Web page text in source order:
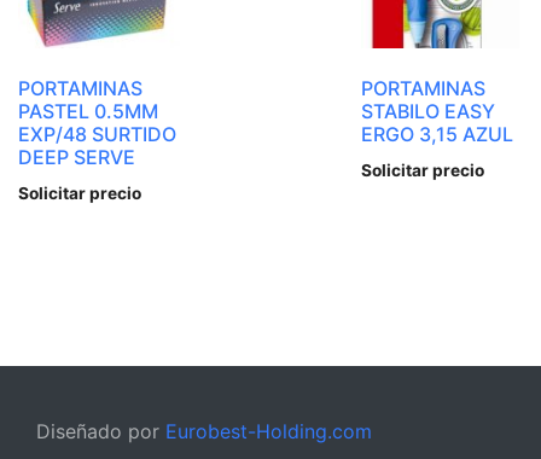
PORTAMINAS
PASTEL 0.5MM
EXP/48 SURTIDO
DEEP SERVE
Solicitar precio
PORTAMINAS
STABILO EASY
ERGO 3,15 AZUL
Solicitar precio
Diseñado por Eurobest-Holding.com